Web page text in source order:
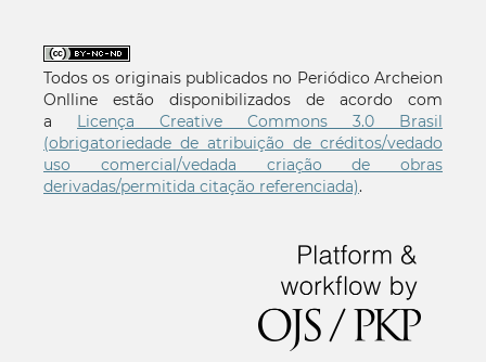
Todos os originais publicados no Periódico Archeion
Onlline estão disponibilizados de acordo com
a Licença Creative Commons 3.0 Brasil
(obrigatoriedade de atribuição de créditos/vedado
uso comercial/vedada criação de obras
derivadas/permitida citação referenciada).